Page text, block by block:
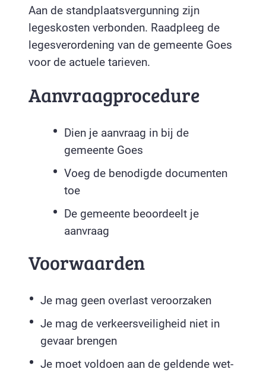
Aan de standplaatsvergunning zijn
legeskosten verbonden. Raadpleeg de
legesverordening van de gemeente Goes
voor de actuele tarieven.
Aanvraagprocedure
Dien je aanvraag in bij de
gemeente Goes
Voeg de benodigde documenten
toe
De gemeente beoordeelt je
aanvraag
Voorwaarden
Je mag geen overlast veroorzaken
Je mag de verkeersveiligheid niet in
gevaar brengen
Je moet voldoen aan de geldende wet-